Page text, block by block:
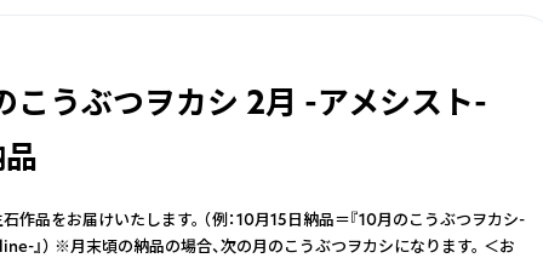
こうぶつヲカシ 2月 -アメシスト-
石作品をお届けいたします。 （例：10月15日納品＝『10月のこうぶつヲカシ-
』） ※月末頃の納品の場合、次の月のこうぶつヲカシになります。 ＜お